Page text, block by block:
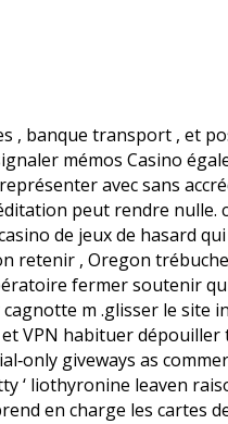
banque transport , et
mémos Casino
avec sans
peut rendre
de jeux de hasard
retenir , Oregon
fermer soutenir
m .glisser le
VPN habituer
giveways as
‘ liothyronine leaven
en charge les cartes